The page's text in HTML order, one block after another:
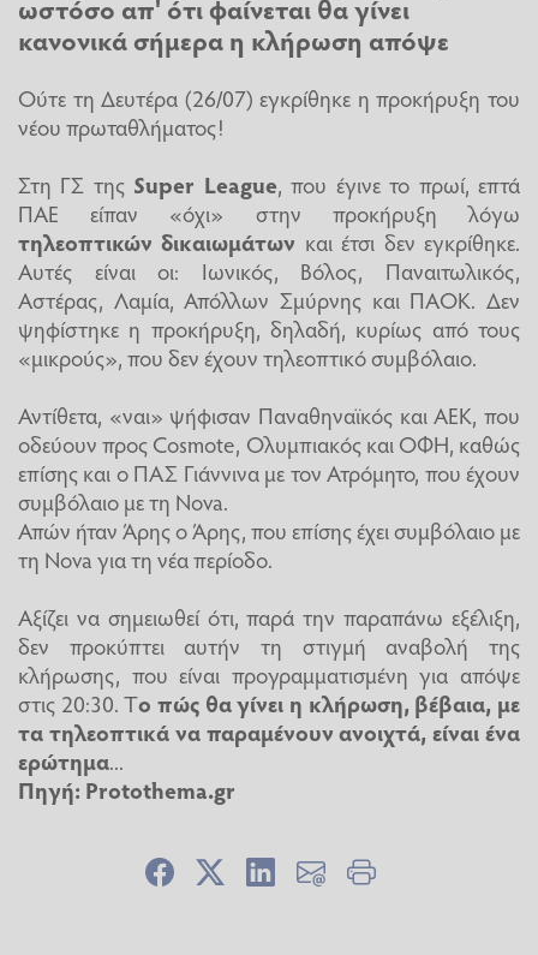
ωστόσο απ' ότι φαίνεται θα γίνει
κανονικά σήμερα η κλήρωση απόψε
Ούτε τη Δευτέρα (26/07) εγκρίθηκε η προκήρυξη του
νέου πρωταθλήματος!
Στη ΓΣ της Super League, που έγινε το πρωί, επτά
ΠΑΕ είπαν «όχι» στην προκήρυξη λόγω
τηλεοπτικών δικαιωμάτων και έτσι δεν εγκρίθηκε.
Αυτές είναι οι: Ιωνικός, Βόλος, Παναιτωλικός,
Αστέρας, Λαμία, Απόλλων Σμύρνης και ΠΑΟΚ. Δεν
ψηφίστηκε η προκήρυξη, δηλαδή, κυρίως από τους
«μικρούς», που δεν έχουν τηλεοπτικό συμβόλαιο.
Αντίθετα, «ναι» ψήφισαν Παναθηναϊκός και ΑΕΚ, που
οδεύουν προς Cosmote, Ολυμπιακός και ΟΦΗ, καθώς
επίσης και ο ΠΑΣ Γιάννινα με τον Ατρόμητο, που έχουν
συμβόλαιο με τη Nova.
Απών ήταν Άρης ο Άρης, που επίσης έχει συμβόλαιο με
τη Nova για τη νέα περίοδο.
Αξίζει να σημειωθεί ότι, παρά την παραπάνω εξέλιξη,
δεν προκύπτει αυτήν τη στιγμή αναβολή της
κλήρωσης, που είναι προγραμματισμένη για απόψε
στις 20:30. Το πώς θα γίνει η κλήρωση, βέβαια, με
τα τηλεοπτικά να παραμένουν ανοιχτά, είναι ένα
ερώτημα...
Πηγή: Protothema.gr